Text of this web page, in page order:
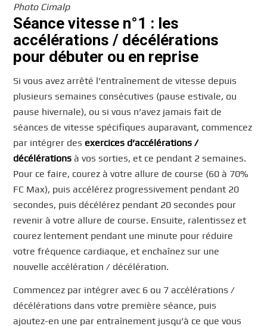
Photo Cimalp
Séance vitesse n°1 : les
accélérations / décélérations
pour débuter ou en reprise
Si vous avez arrêté l’entraînement de vitesse depuis
plusieurs semaines consécutives (pause estivale, ou
pause hivernale), ou si vous n’avez jamais fait de
séances de vitesse spécifiques auparavant, commencez
par intégrer des exercices d’accélérations /
décélérations à vos sorties, et ce pendant 2 semaines.
Pour ce faire, courez à votre allure de course (60 à 70%
FC Max), puis accélérez progressivement pendant 20
secondes, puis décélérez pendant 20 secondes pour
revenir à votre allure de course. Ensuite, ralentissez et
courez lentement pendant une minute pour réduire
votre fréquence cardiaque, et enchaînez sur une
nouvelle accélération / décélération.
Commencez par intégrer avec 6 ou 7 accélérations /
décélérations dans votre première séance, puis
ajoutez-en une par entraînement jusqu’à ce que vous